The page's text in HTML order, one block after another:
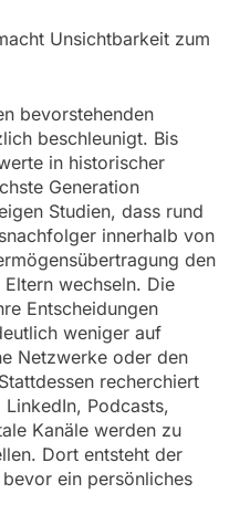
Unsichtbarkeit zum
bevorstehenden
beschleunigt. Bis
in historischer
Generation
Studien, dass rund
innerhalb von
den
wechseln. Die
Entscheidungen
weniger auf
Netzwerke oder den
recherchiert
Podcasts,
Kanäle werden zu
Dort entsteht der
ein persönliches